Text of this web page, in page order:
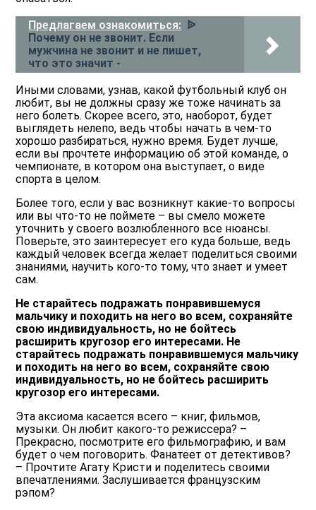
Предлагаем ознакомиться: ᐉ
Почему он не звонит. Если
мужчина не звонит и не пишет,
что это значит -
Иными словами, узнав, какой футбольный клуб он
любит, вы не должны сразу же тоже начинать за
него болеть. Скорее всего, это, наоборот, будет
выглядеть нелепо, ведь чтобы начать в чем-то
хорошо разбираться, нужно время. Будет лучше,
если вы прочтете информацию об этой команде, о
чемпионате, в котором она выступает, о виде
спорта в целом.
Более того, если у вас возникнут какие-то вопросы
или вы что-то не поймете – вы смело можете
уточнить у своего возлюбленного все нюансы.
Поверьте, это заинтересует его куда больше, ведь
каждый человек всегда желает поделиться своими
знаниями, научить кого-то тому, что знает и умеет
сам.
Не старайтесь подражать понравившемуся
мальчику и походить на него во всем, сохраняйте
свою индивидуальность, но не бойтесь
расширить кругозор его интересами. Не
старайтесь подражать понравившемуся мальчику
и походить на него во всем, сохраняйте свою
индивидуальность, но не бойтесь расширить
кругозор его интересами.
Эта аксиома касается всего – книг, фильмов,
музыки. Он любит какого-то режиссера? –
Прекрасно, посмотрите его фильмографию, и вам
будет о чем поговорить. Фанатеет от детективов?
– Прочтите Агату Кристи и поделитесь своими
впечатлениями. Заслушивается французским
рэпом?